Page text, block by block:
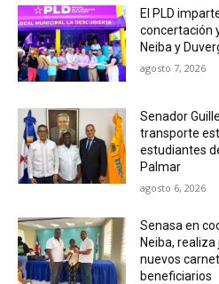
El PLD
concertación
Neiba y
agosto 7, 2026
Senador
transporte
estudiantes
Palmar
agosto 6, 2026
Senasa en
Neiba,
nuevos
beneficiarios